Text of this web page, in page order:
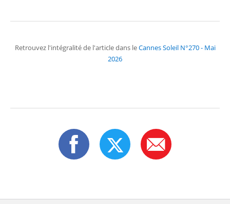
Retrouvez l'intégralité de l'article dans leCannes Soleil N°270 - Mai
2026